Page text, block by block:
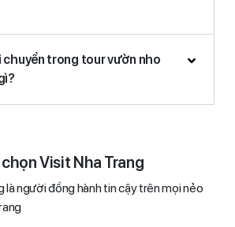
chuyển trong tour vườn nho
Visit Nha Trang
là người đồng hành tin cậy trên mọi nẻo